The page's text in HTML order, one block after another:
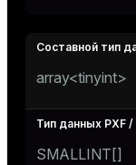
array<tinyint>
SMALLINT[]